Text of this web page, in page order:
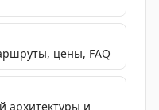
цены, FAQ
архитектуры и